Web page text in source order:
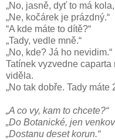
„No, jasně, dyť to má
„Ne, kočárek je prázdný.“
“A kde máte to dítě?“
„Tady, vedle mně.“
„No, kde? Já ho nevidim.“
Tatínek vyzvedne
viděla.
„No tak dobře. Tady
„A co vy, kam to chcete?“
„Do Botanické, jen
„Dostanu deset korun.“